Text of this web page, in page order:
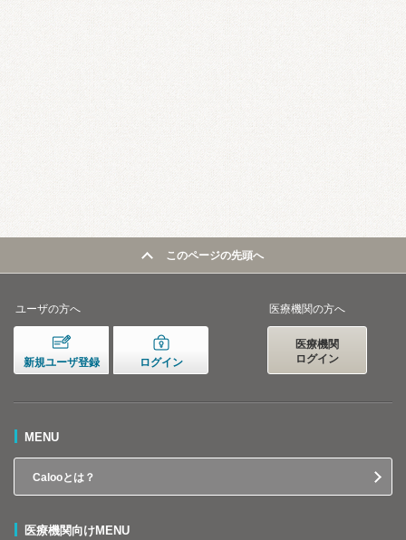
このページの先頭へ
ユーザの方へ
新規ユーザ登録 ログイン
医療機関の方へ
医療機関
ログイン
MENU
Calooとは？
医療機関向けMENU